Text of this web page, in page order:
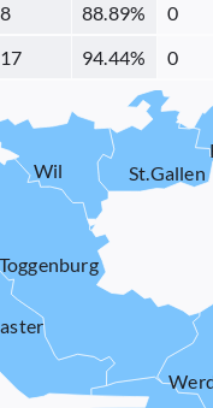
8 88.89% 0
17 94.44% 0
Wil
St.Gallen